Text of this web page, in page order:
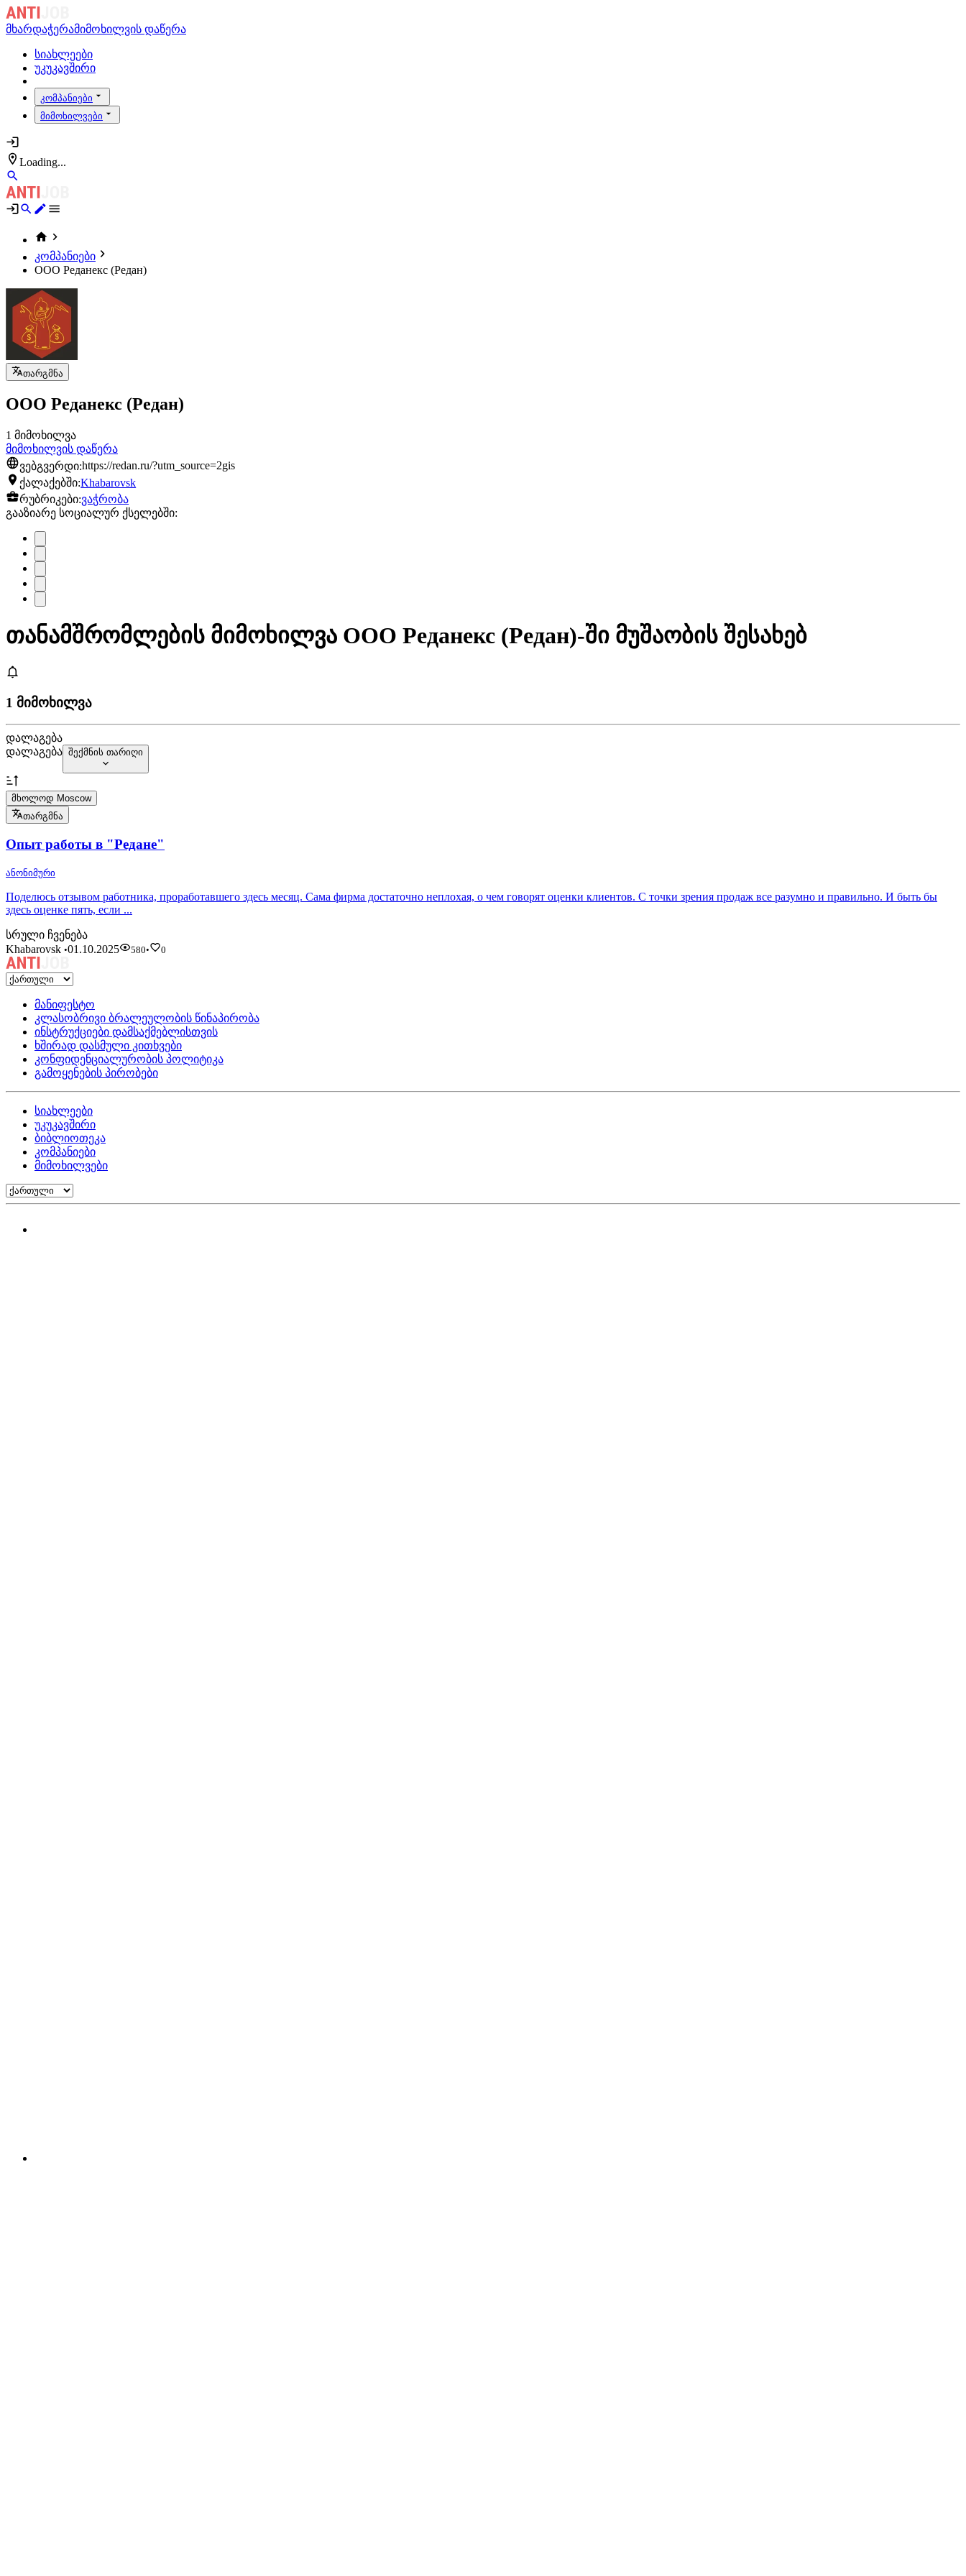
მხარდაჭერამიმოხილვის დაწერა
სიახლეები
უკუკავშირი
კომპანიები
მიმოხილვები
Loading...
კომპანიები
ООО Реданекс (Редан)
თარგმნა
ООО Реданекс (Редан)
1 მიმოხილვა
მიმოხილვის დაწერა
ვებგვერდი:https://redan.ru/?utm_source=2gis
ქალაქებში:Khabarovsk
რუბრიკები:ვაჭრობა
გააზიარე სოციალურ ქსელებში:
თანამშრომლების მიმოხილვა ООО Реданекс (Редан)-ში მუშაობის შესახებ
1 მიმოხილვა
დალაგება
დალაგება შექმნის თარიღი
მხოლოდ Moscow
თარგმნა
Опыт работы в "Редане"
ანონიმური
Поделюсь отзывом работника, проработавшего здесь месяц. Сама фирма достаточно неплохая, о чем говорят оценки клиентов. С точки зрения продаж все разумно и правильно. И быть бы
здесь оценке пять, если ...
სრული ჩვენება
Khabarovsk •01.10.2025 580• 0
მანიფესტო
კლასობრივი ბრალეულობის წინაპირობა
ინსტრუქციები დამსაქმებლისთვის
ხშირად დასმული კითხვები
კონფიდენციალურობის პოლიტიკა
გამოყენების პირობები
სიახლეები
უკუკავშირი
ბიბლიოთეკა
კომპანიები
მიმოხილვები